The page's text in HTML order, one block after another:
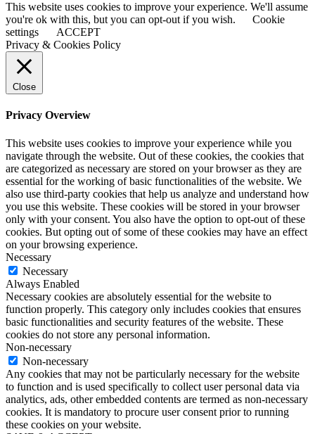
This website uses cookies to improve your experience. We'll assume
you're ok with this, but you can opt-out if you wish.
Cookie
settings
ACCEPT
Privacy & Cookies Policy
Close
Privacy Overview
This website uses cookies to improve your experience while you
navigate through the website. Out of these cookies, the cookies that
are categorized as necessary are stored on your browser as they are
essential for the working of basic functionalities of the website. We
also use third-party cookies that help us analyze and understand how
you use this website. These cookies will be stored in your browser
only with your consent. You also have the option to opt-out of these
cookies. But opting out of some of these cookies may have an effect
on your browsing experience.
Necessary
Necessary
Always Enabled
Necessary cookies are absolutely essential for the website to
function properly. This category only includes cookies that ensures
basic functionalities and security features of the website. These
cookies do not store any personal information.
Non-necessary
Non-necessary
Any cookies that may not be particularly necessary for the website
to function and is used specifically to collect user personal data via
analytics, ads, other embedded contents are termed as non-necessary
cookies. It is mandatory to procure user consent prior to running
these cookies on your website.